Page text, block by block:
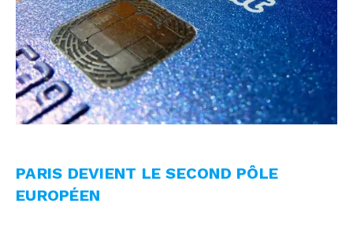
PARIS DEVIENT LE SECOND PÔLE
EUROPÉEN